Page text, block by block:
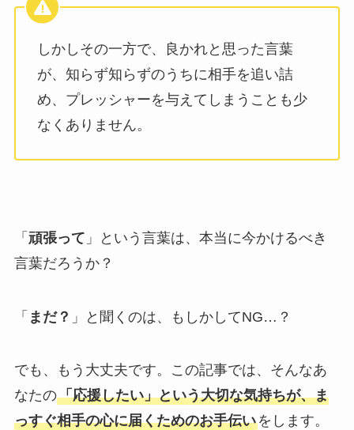
しかしその一方で、良かれと思った言葉
が、知らず知らずのうちに相手を追い詰
め、プレッシャーを与えてしまうことも少
なくありません。
「 頑張って 」という言葉は、本当に今かけるべき
言葉だろうか？
「 まだ？ 」と聞くのは、もしかしてNG…？
でも、もう大丈夫です。この記事では、そんなあ
なたの「応援したい」という大切な気持ちが、ま
っすぐ相手の心に届くためのお手伝いをします。